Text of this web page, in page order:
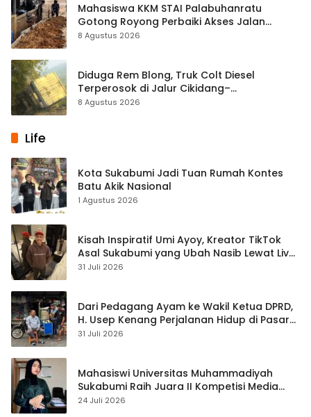
Mahasiswa KKM STAI Palabuhanratu
Gotong Royong Perbaiki Akses Jalan
Majelis Ta’lim di Sagaranten
8 Agustus 2026
Diduga Rem Blong, Truk Colt Diesel
Terperosok di Jalur Cikidang–
Palabuhanratu
8 Agustus 2026
Life
Kota Sukabumi Jadi Tuan Rumah Kontes
Batu Akik Nasional
1 Agustus 2026
Kisah Inspiratif Umi Ayoy, Kreator TikTok
Asal Sukabumi yang Ubah Nasib Lewat Live
Streaming
31 Juli 2026
Dari Pedagang Ayam ke Wakil Ketua DPRD,
H. Usep Kenang Perjalanan Hidup di Pasar
Cisaat
31 Juli 2026
Mahasiswi Universitas Muhammadiyah
Sukabumi Raih Juara II Kompetisi Media
Pembelajaran Digital Tingkat Internasional
24 Juli 2026